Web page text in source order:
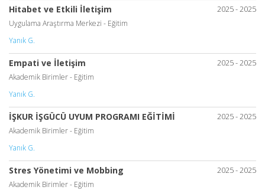
2025 - 2025
Hitabet ve Etkili İletişim
Uygulama Araştırma Merkezi - Eğitim
Yanık G.
2025 - 2025
Empati ve İletişim
Akademik Birimler - Eğitim
Yanık G.
2025 - 2025
İŞKUR İŞGÜCÜ UYUM PROGRAMI EĞİTİMİ
Akademik Birimler - Eğitim
Yanık G.
2025 - 2025
Stres Yönetimi ve Mobbing
Akademik Birimler - Eğitim